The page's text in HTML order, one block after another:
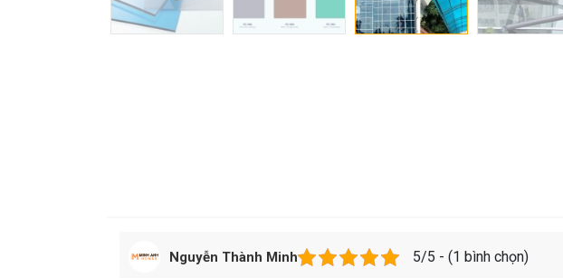
Nguyễn Thành Minh 5/5 - (1 bình chọn)